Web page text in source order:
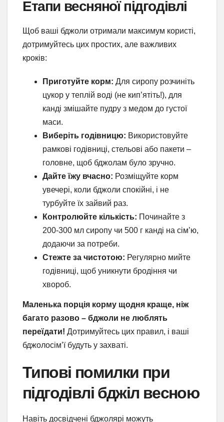
Етапи весняної підгодівлі
Щоб ваші бджоли отримали максимум користі,
дотримуйтесь цих простих, але важливих
кроків:
Приготуйте корм: Для сиропу розчиніть
цукор у теплій воді (не кип’ятіть!), для
канді змішайте пудру з медом до густої
маси.
Виберіть годівницю: Використовуйте
рамкові годівниці, стельові або пакети –
головне, щоб бджолам було зручно.
Дайте їжу вчасно: Розміщуйте корм
увечері, коли бджоли спокійні, і не
турбуйте їх зайвий раз.
Контролюйте кількість: Починайте з
200-300 мл сиропу чи 500 г канді на сім’ю,
додаючи за потреби.
Стежте за чистотою: Регулярно мийте
годівниці, щоб уникнути бродіння чи
хвороб.
Маленька порція корму щодня краще, ніж
багато разово – бджоли не люблять
переїдати! Дотримуйтесь цих правил, і ваші
бджолосім’ї будуть у захваті.
Типові помилки при
підгодівлі бджіл весною
Навіть досвідчені бджолярі можуть